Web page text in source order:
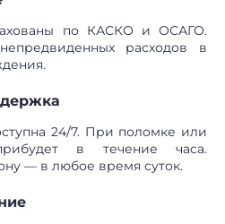
по КАСКО и ОСАГО.
расходов в
24/7. При поломке или
в течение часа.
— в любое время суток.